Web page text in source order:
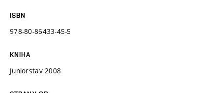
ISBN
978-80-86433-45-5
KNIHA
Juniorstav 2008